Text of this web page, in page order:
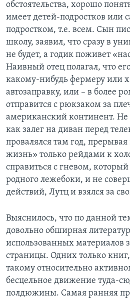
Языки
обстоятельства, хорошо
имеет детей-подростков или
подростком, т.е. всем. Сын
школу, заявил, что сразу в
не будет, а годик поживет
Наивный отец полагал, что
какому-нибудь фермеру или
автозaправку, или – в более
отправится с рюкзаком за
американский континент. Не
как залег на диван перед
провалялся там год,
жизнь» только рейдами к
справиться с гневом,
родного лежебоки, и не
действий, Лутц и взялся за
Выяснилось, что по данной
довольно обширная
использованных материалов
страницы. Одних только
такому относительно
бесцельное движение туда-
полдюжины. Самая ранняя